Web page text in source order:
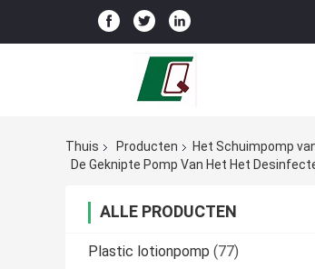
Thuis Producten
Het Schuimpomp
De Geknipte Pomp Van Het Het
ALLE PRODUCTEN
Plastic lotionpomp (77)